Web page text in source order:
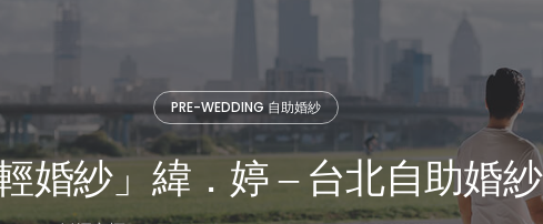
PRE-WEDDING 自助婚紗
婚紗」緯．婷 – 台北自助婚紗